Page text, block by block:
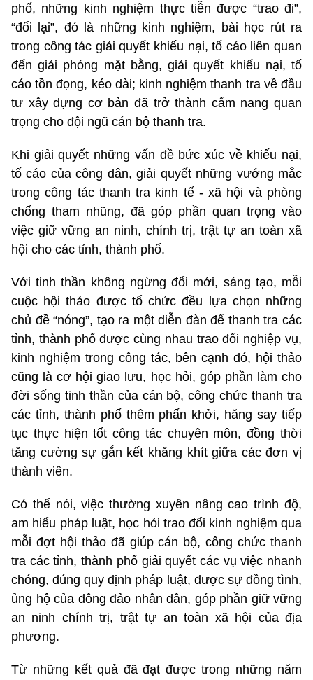
phố, những kinh nghiệm thực tiễn được “trao đi”,
“đổi lại”, đó là những kinh nghiệm, bài học rút ra
trong công tác giải quyết khiếu nại, tố cáo liên quan
đến giải phóng mặt bằng, giải quyết khiếu nại, tố
cáo tồn đọng, kéo dài; kinh nghiệm thanh tra về đầu
tư xây dựng cơ bản đã trở thành cẩm nang quan
trọng cho đội ngũ cán bộ thanh tra.
Khi giải quyết những vấn đề bức xúc về khiếu nại,
tố cáo của công dân, giải quyết những vướng mắc
trong công tác thanh tra kinh tế - xã hội và phòng
chống tham nhũng, đã góp phần quan trọng vào
việc giữ vững an ninh, chính trị, trật tự an toàn xã
hội cho các tỉnh, thành phố.
Với tinh thần không ngừng đổi mới, sáng tạo, mỗi
cuộc hội thảo được tổ chức đều lựa chọn những
chủ đề “nóng”, tạo ra một diễn đàn để thanh tra các
tỉnh, thành phố được cùng nhau trao đổi nghiệp vụ,
kinh nghiệm trong công tác, bên cạnh đó, hội thảo
cũng là cơ hội giao lưu, học hỏi, góp phần làm cho
đời sống tinh thần của cán bộ, công chức thanh tra
các tỉnh, thành phố thêm phấn khởi, hăng say tiếp
tục thực hiện tốt công tác chuyên môn, đồng thời
tăng cường sự gắn kết khăng khít giữa các đơn vị
thành viên.
Có thể nói, việc thường xuyên nâng cao trình độ,
am hiểu pháp luật, học hỏi trao đổi kinh nghiệm qua
mỗi đợt hội thảo đã giúp cán bộ, công chức thanh
tra các tỉnh, thành phố giải quyết các vụ việc nhanh
chóng, đúng quy định pháp luật, được sự đồng tình,
ủng hộ của đông đảo nhân dân, góp phần giữ vững
an ninh chính trị, trật tự an toàn xã hội của địa
phương.
Từ những kết quả đã đạt được trong những năm